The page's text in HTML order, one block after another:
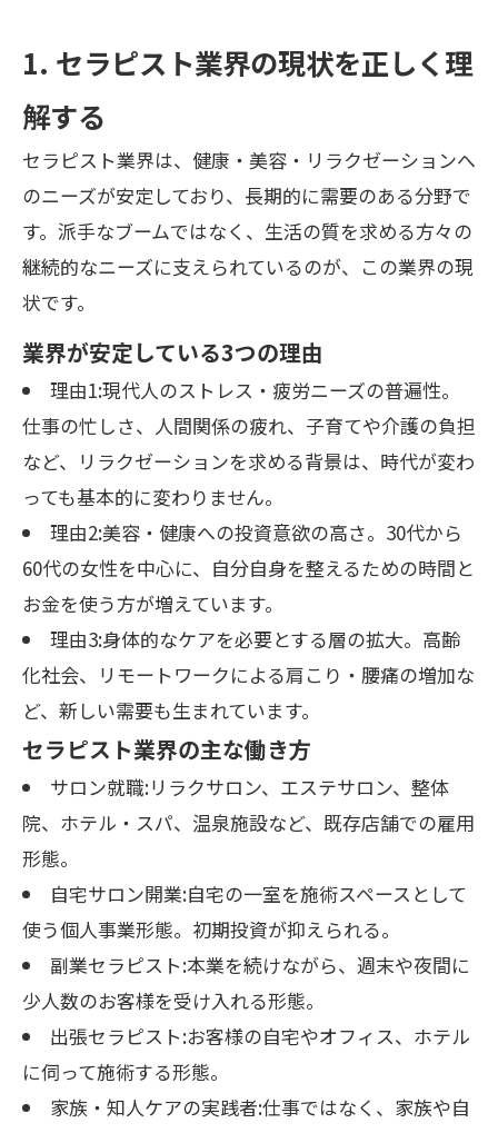
1. セラピスト業界の現状を正しく理
解する
セラピスト業界は、健康・美容・リラクゼーションへ
のニーズが安定しており、長期的に需要のある分野で
す。派手なブームではなく、生活の質を求める方々の
継続的なニーズに支えられているのが、この業界の現
状です。
業界が安定している3つの理由
理由1:現代人のストレス・疲労ニーズの普遍性。
仕事の忙しさ、人間関係の疲れ、子育てや介護の負担
など、リラクゼーションを求める背景は、時代が変わ
っても基本的に変わりません。
理由2:美容・健康への投資意欲の高さ。30代から
60代の女性を中心に、自分自身を整えるための時間と
お金を使う方が増えています。
理由3:身体的なケアを必要とする層の拡大。高齢
化社会、リモートワークによる肩こり・腰痛の増加な
ど、新しい需要も生まれています。
セラピスト業界の主な働き方
サロン就職:リラクサロン、エステサロン、整体
院、ホテル・スパ、温泉施設など、既存店舗での雇用
形態。
自宅サロン開業:自宅の一室を施術スペースとして
使う個人事業形態。初期投資が抑えられる。
副業セラピスト:本業を続けながら、週末や夜間に
少人数のお客様を受け入れる形態。
出張セラピスト:お客様の自宅やオフィス、ホテル
に伺って施術する形態。
家族・知人ケアの実践者:仕事ではなく、家族や自